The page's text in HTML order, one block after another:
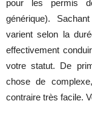
pour les permis
générique).
varient selon la
effectivement
votre statut. De
chose de
contraire très facile.